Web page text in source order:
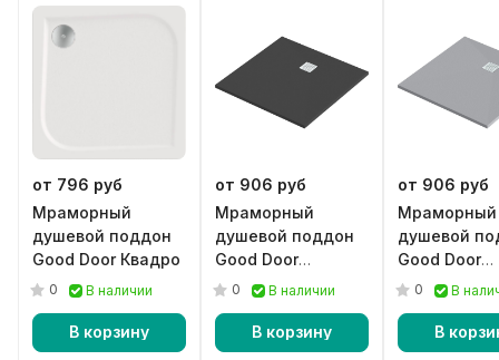
от 796 руб
Мраморный
душевой поддон
Good Door Квадро
0 В наличии
В корзину
от 906 руб
Мраморный
душевой поддон
Good Door
Essentia CR
0 В наличии
В корзину
от 906 руб
Мраморный
душевой
Good Door
Essentia CR
0 В
В